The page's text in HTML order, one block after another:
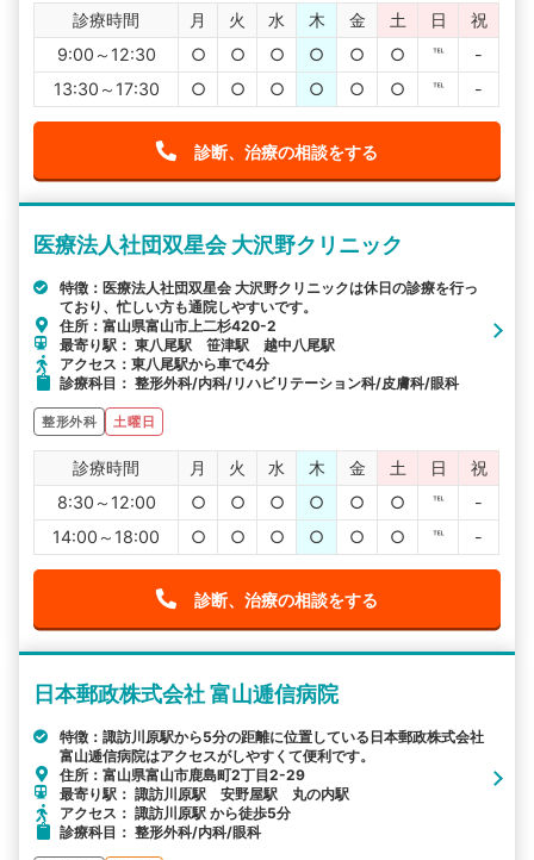
診療時間 月 火 水 木 金 土 日
祝
9:00～12:30
○ ○ ○ ○ ○ ○ ℡
-
13:30～17:30
○ ○ ○ ○ ○ ○ ℡ -
診断、治療の相談をする
医療法人社団双星会 大沢野クリニック
特徴：医療法人社団双星会 大沢野クリニックは休日の診療を行っ
ており、忙しい方も通院しやすいです。
住所：富山県富山市上二杉420-2
最寄り駅： 東八尾駅 笹津駅 越中八尾駅
アクセス：東八尾駅から車で4分
診療科目： 整形外科/内科/リハビリテーション科/皮膚科/眼科
整形外科 土曜日
診療時間 月 火 水 木 金 土 日
祝
8:30～12:00
○ ○ ○ ○ ○ ○ ℡
-
14:00～18:00
○ ○ ○ ○ ○ ○ ℡ -
診断、治療の相談をする
日本郵政株式会社 富山逓信病院
特徴：諏訪川原駅から5分の距離に位置している日本郵政株式会社
富山逓信病院はアクセスがしやすくて便利です。
住所：富山県富山市鹿島町2丁目2-29
最寄り駅： 諏訪川原駅 安野屋駅 丸の内駅
アクセス： 諏訪川原駅 から徒歩5分
診療科目： 整形外科/内科/眼科